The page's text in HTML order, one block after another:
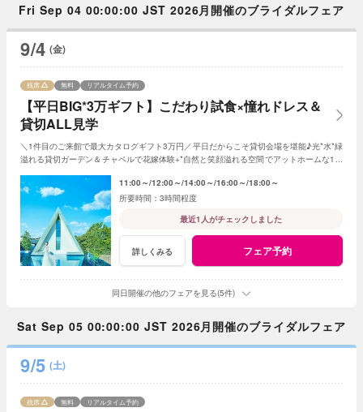
Fri Sep 04 00:00:00 JST 2026月開催のブライダルフェア
9/4 (金)
【平日BIG*3万ギフト】こだわり試食×憧れドレス＆
貸切ALL見学
残席 無料 リアルタイム予約
＼1件目のご来館で最大カタログギフト3万円／平日だからこそ貸切会場を堪能♪光*水*緑
溢れる貸切ガーデン＆チャペルで花嫁体験+*自然と笑顔溢れる空間でアットホームな1日
11:00～ 12:00～ 14:00～ 16:00～ 18:00～
3時間程度
最近1人がチェックしました
詳しくみる フェア予約
同日開催の他のフェアを見る(5件)
Sat Sep 05 00:00:00 JST 2026月開催のブライダルフェア
9/5 (土)
残席 無料 リアルタイム予約